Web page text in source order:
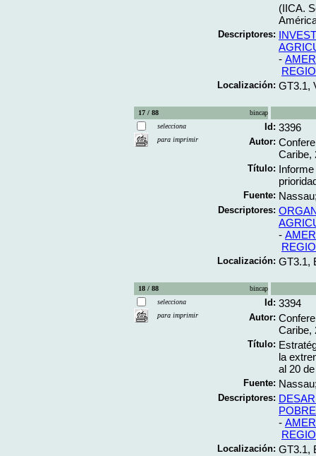
(IICA.
Descriptores:
-
Localización: GT3.1,
17 / 88
bincap
selecciona
para imprimir
Id: 3396
Autor:
Caribe,
Título:
Fuente:
Descriptores:
-
Localización: GT3.1,
18 / 88
bincap
selecciona
para imprimir
Id: 3394
Autor:
Caribe,
Título:
la
al 20
Fuente:
Descriptores:
-
Localización: GT3.1,